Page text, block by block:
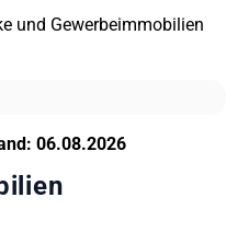
und Gewerbeimmobilien
06.08.2026